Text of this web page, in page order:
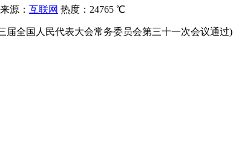
来源： 互联网 热度： 24765 ℃
届全国人民代表大会常务委员会第三十一次会议通过)